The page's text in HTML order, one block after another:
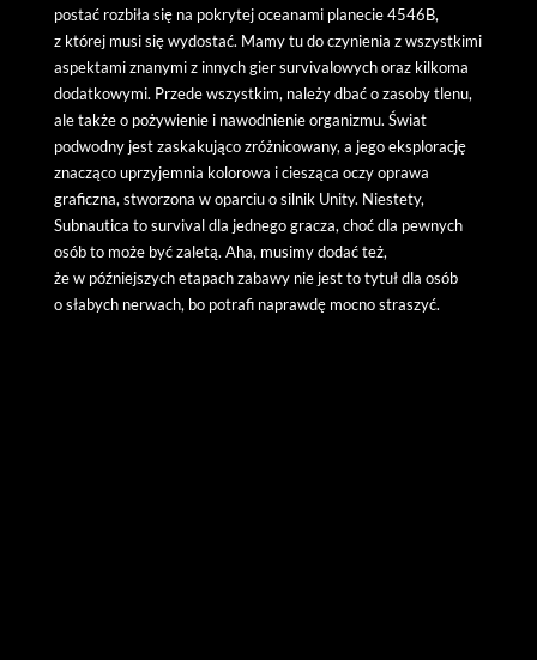
postać rozbiła się na pokrytej oceanami planecie 4546B,
z której musi się wydostać. Mamy tu do czynienia z wszystkimi
aspektami znanymi z innych gier survivalowych oraz kilkoma
dodatkowymi. Przede wszystkim, należy dbać o zasoby tlenu,
ale także o pożywienie i nawodnienie organizmu. Świat
podwodny jest zaskakująco zróżnicowany, a jego eksplorację
znacząco uprzyjemnia kolorowa i ciesząca oczy oprawa
graficzna, stworzona w oparciu o silnik Unity. Niestety,
Subnautica to survival dla jednego gracza, choć dla pewnych
osób to może być zaletą. Aha, musimy dodać też,
że w późniejszych etapach zabawy nie jest to tytuł dla osób
o słabych nerwach, bo potrafi naprawdę mocno straszyć.